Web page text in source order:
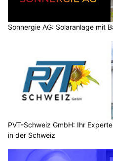
Sonnergie AG: Solaranlage mit
PVT-Schweiz GmbH: Ihr
in der Schweiz